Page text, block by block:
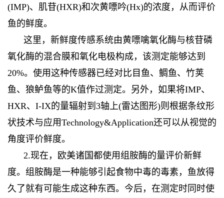
(IMP)、肌苷(HXR)和次黄嘌吟(Hx)的浓度，从而评价
鱼的鲜度。
这里，新鲜度传感系统由黄嘌噙氧化酶与核苷磷
氧化酶的混合膜和氧化电极构成，该测定能够达到
20%。使用这种传感器已经对比目鱼、鲷鱼、竹荚
鱼、狼鲈鱼等的K值作过测定。另外，如果将IMP、
HXR、I-IX的量辐射到3轴上(雷达图形)则根据条纹形
状技术与应用Technology&Application还可以从视觉的
角度评价鲜度。
2.现在，欧美诸国都使用组胺酶的量评价新鲜
度。组胺酶是一种能够引起食物中毒的毒素，鱼放得
久了就有可能生成这种东西。今后，在测定时同时使